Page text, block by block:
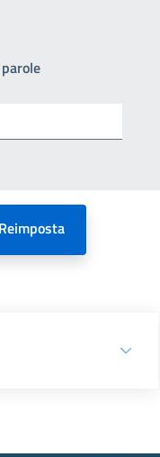
parole
Reimposta